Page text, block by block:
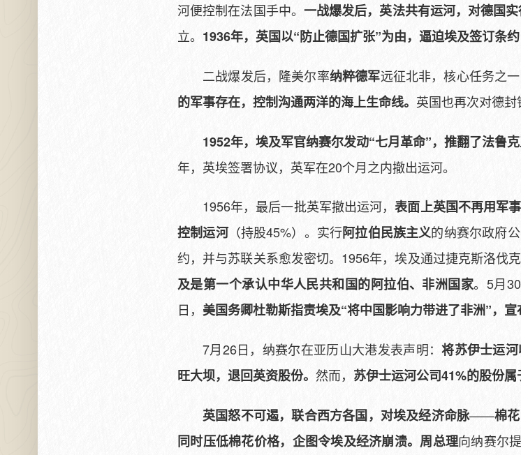
河便控制在法国手中。 一战爆发后，英法共有运河，对德国实
立。 1936年，英国以“防止德国扩张”为由，逼迫埃及签订条
二战爆发后，隆美尔率纳粹德军远征北非，核心任务之
的军事存在，控制沟通两洋的海上生命线。 英国也再次对德封
1952年，埃及军官纳赛尔发动“七月革命”，推翻了法鲁
年，英埃签署协议，英军在20个月之内撤出运河。
1956年，最后一批英军撤出运河，表面上英国不再用军
控制运河（持股45%）。实行阿拉伯民族主义的纳赛尔政府
约，并与苏联关系愈发密切。1956年，埃及通过捷克斯洛伐
及是第一个承认中华人民共和国的阿拉伯、非洲国家。5月30
日， 美国务卿杜勒斯指责埃及“将中国影响力带进了非洲”，宣
7月26日，纳赛尔在亚历山大港发表声明：将苏伊士运
旺大坝，退回英资股份。 然而， 苏伊士运河公司41%的股份
英国怒不可遏，联合西方各国，对埃及经济命脉——棉
同时压低棉花价格，企图令埃及经济崩溃。周总理向纳赛尔提